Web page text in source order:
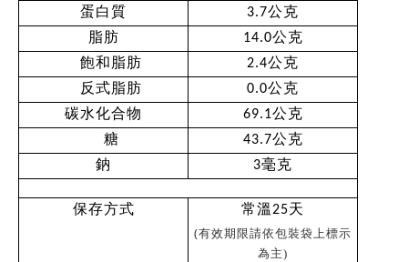
蛋白質
3.7公克
脂肪
14.0公克
飽和脂肪
2.4公克
反式脂肪
0.0公克
碳水化合物
69.1公克
糖
43.7公克
鈉
3毫克
保存方式 常溫25天
(有效期限請依包裝袋上標示
為主)